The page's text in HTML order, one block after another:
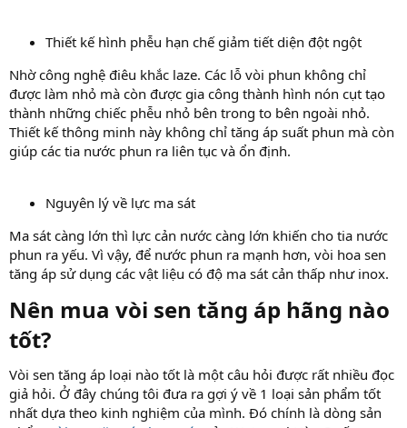
Thiết kế hình phễu hạn chế giảm tiết diện đột ngột
Nhờ công nghệ điêu khắc laze. Các lỗ vòi phun không chỉ
được làm nhỏ mà còn được gia công thành hình nón cụt tạo
thành những chiếc phễu nhỏ bên trong to bên ngoài nhỏ.
Thiết kế thông minh này không chỉ tăng áp suất phun mà còn
giúp các tia nước phun ra liên tục và ổn định.
Nguyên lý về lực ma sát
Ma sát càng lớn thì lực cản nước càng lớn khiến cho tia nước
phun ra yếu. Vì vậy, để nước phun ra mạnh hơn, vòi hoa sen
tăng áp sử dụng các vật liệu có độ ma sát cản thấp như inox.
Nên mua vòi sen tăng áp hãng nào
tốt?​
Vòi sen tăng áp loại nào tốt là một câu hỏi được rất nhiều đọc
giả hỏi. Ở đây chúng tôi đưa ra gợi ý về 1 loại sản phẩm tốt
nhất dựa theo kinh nghiệm của mình. Đó chính là dòng sản